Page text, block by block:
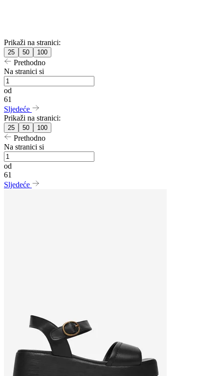
Prikaži na stranici:
25 50 100
Prethodno
Na stranici si
od
61
Sljedeće
Prikaži na stranici:
25 50 100
Prethodno
Na stranici si
od
61
Sljedeće